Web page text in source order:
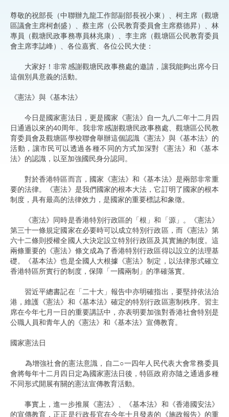
尊敬的祝部長（中聯辦九龍工作部副部長祝小東）、柯主席（觀塘
區議會主席柯創盛）、蔡主席（公民教育委員會主席蔡德昇）、林
專員（觀塘民政事務專員林兆康）、李主席（觀塘區公民教育委員
會主席李誌峰）、各位嘉賓、各位公民大使：
大家好！非常感謝觀塘民政事務處的邀請，讓我能夠出席今日
這個別具意義的活動。
《憲法》與《基本法》
今日是國家憲法日，更是國家《憲法》自一九八二年十二月四
日通過以來的40周年。我非常感謝觀塘民政事務處、觀塘區公民教
育委員會及觀塘區學校聯會舉辦這個認識《憲法》與《基本法》的
活動，讓市民可以透過各種不同的方式加深對《憲法》和《基本
法》的認識，以至加強國民身分認同。
對於香港特區而言，國家《憲法》和《基本法》是兩部非常重
要的法律。《憲法》是我們國家的根本大法，它訂明了國家的根本
制度，具有最高的法律效力，是國家的重要標誌和象徵。
《憲法》同時是香港特別行政區的「根」和「源」。《憲法》
第三十一條規定國家在必要時可以成立特別行政區，而《憲法》第
六十二條則授權全國人大決定設立特別行政區及其實施的制度。這
兩條重要的《憲法》條文成為了香港特別行政區得以設立的法理基
礎。《基本法》也是全國人大根據《憲法》制定，以法律形式確立
香港特區所實行的制度，保障「一國兩制」的準確落實。
習近平總書記在「二十大」報告中亦明確指出，要堅持依法治
港，維護《憲法》和《基本法》確定的特別行政區憲制秩序。習主
席在今年七月一日的重要講話中，亦表明要加強對香港社會特別是
公職人員和青年人的《憲法》和《基本法》宣傳教育。
國家憲法日
為增強社會的憲法意識，自二○一四年人民代表大會常務委員
會將每年十二月四日定為國家憲法日後，特區政府亦隨之通過多種
不同形式開展有關的憲法宣傳教育活動。
事實上，進一步推展《憲法》、《基本法》和《香港國安法》
的宣傳教育，正正是行政長官在今年十月發表的《施政報告》的重